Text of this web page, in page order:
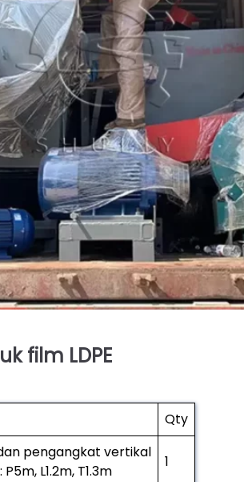
film LDPE
Qty
pengangkat vertikal
L1.2m, T1.3m
1